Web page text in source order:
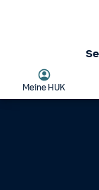
Meine HUK